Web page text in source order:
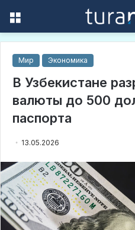
Мир Экономика
В Узбекистане
валюты до 500
паспорта
13.05.2026